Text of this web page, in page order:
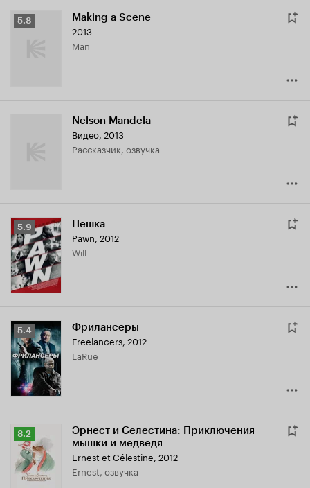
Рейтинг
5.8 Making a Scene
2013
Man
Nelson Mandela
Видео, 2013
рассказчик, озвучка
Рейтинг
Кинопоиска
5.9
5.9 Пешка
Pawn, 2012
Will
Рейтинг
Кинопоиска
5.4
5.4 Фрилансеры
Freelancers, 2012
LaRue
Рейтинг
Кинопоиска
8.2
8.2
Эрнест и Селестина: Приключения
мышки и медведя
Ernest et Célestine, 2012
Ernest, озвучка